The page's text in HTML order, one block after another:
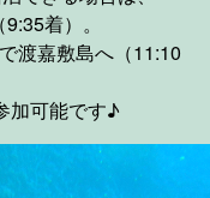
着）。
渡嘉敷島へ（11:10
加可能です♪